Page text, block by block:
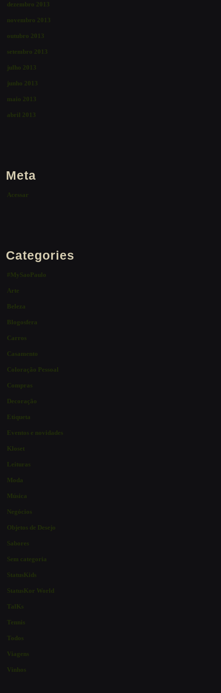
dezembro 2013
novembro 2013
outubro 2013
setembro 2013
julho 2013
junho 2013
maio 2013
abril 2013
Meta
Acessar
Categories
#MySaoPaulo
Arte
Beleza
Blogosfera
Carros
Casamento
Coloração Pessoal
Compras
Decoração
Etiqueta
Eventos e novidades
Kloset
Leituras
Moda
Música
Negócios
Objetos de Desejo
Sabores
Sem categoria
StatusKids
StatusKor World
TalKs
Tennis
Todos
Viagens
Vinhos